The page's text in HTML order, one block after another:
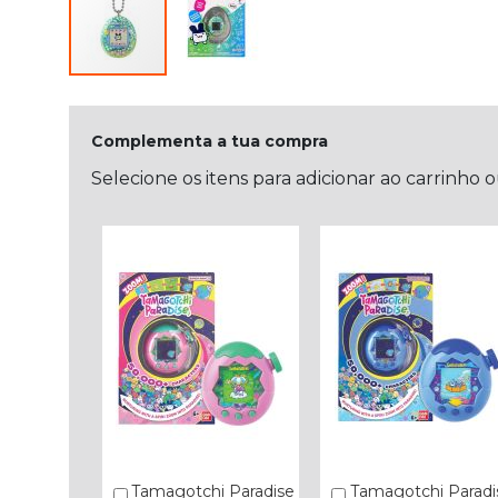
Complementa a tua compra
Selecione os itens para adicionar ao carrinho
Tamagotchi Paradise
Comprar
Tamagotchi
Comprar